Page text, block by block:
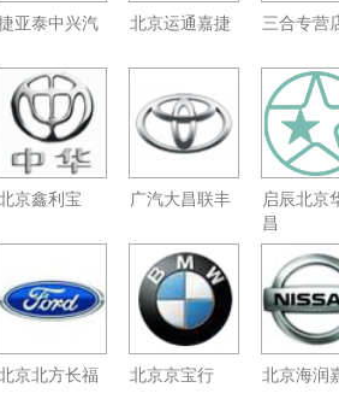
亚泰中兴汽 北京运通嘉捷 三合专营
京鑫利宝 广汽大昌联丰
启辰北京
昌
京北方长福 北京京宝行 北京海润